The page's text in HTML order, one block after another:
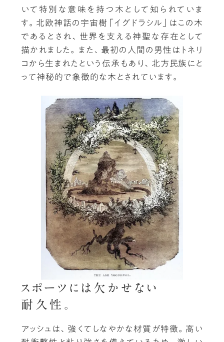
いて特別な意味を持つ木として知られていま
す。北欧神話の宇宙樹「イグドラシル」はこの木
であるとされ、世界を支える神聖な存在として
描かれました。また、最初の人間の男性はトネリ
コから生まれたという伝承もあり、北方民族にと
って神秘的で象徴的な木とされています。
スポーツには欠かせない
耐久性。
アッシュは、強くてしなやかな材質が特徴。高い